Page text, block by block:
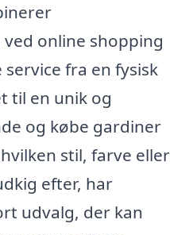
online shopping
fra en fysisk
til en unik og
og købe gardiner
stil, farve eller
efter, har
udvalg, der kan